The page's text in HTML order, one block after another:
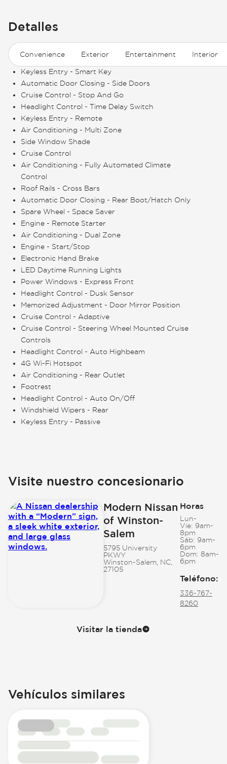
Detalles
Convenience Exterior Entertainment Interior
Keyless Entry - Smart Key
Automatic Door Closing - Side Doors
Cruise Control - Stop And Go
Headlight Control - Time Delay Switch
Keyless Entry - Remote
Air Conditioning - Multi Zone
Side Window Shade
Cruise Control
Air Conditioning - Fully Automated Climate
Control
Roof Rails - Cross Bars
Automatic Door Closing - Rear Boot/Hatch Only
Spare Wheel - Space Saver
Engine - Remote Starter
Air Conditioning - Dual Zone
Engine - Start/Stop
Electronic Hand Brake
LED Daytime Running Lights
Power Windows - Express Front
Headlight Control - Dusk Sensor
Memorized Adjustment - Door Mirror Position
Cruise Control - Adaptive
Cruise Control - Steering Wheel Mounted Cruise
Controls
Headlight Control - Auto Highbeam
4G Wi-Fi Hotspot
Air Conditioning - Rear Outlet
Footrest
Headlight Control - Auto On/Off
Windshield Wipers - Rear
Keyless Entry - Passive
Visite nuestro concesionario
Modern Nissan
of Winston-
Salem
5795 University
PKWY
Winston-Salem, NC,
27105
Horas
Lun-
Vie: 9am-
8pm
Sáb: 9am-
6pm
Dom: 8am-
6pm
Teléfono:
336-767-
8260
Visitar la tienda
Vehículos similares